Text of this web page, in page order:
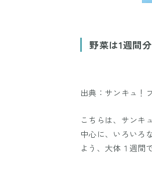
野菜は1週間
出典：サンキュ！
こちらは、サンキ
中心に、いろいろ
よう、大体１週間